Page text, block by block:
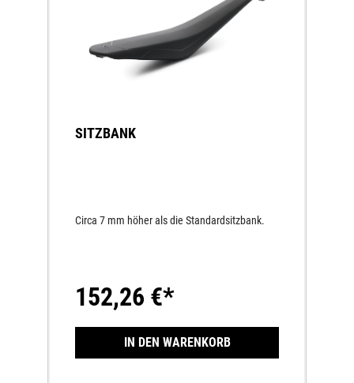
SITZBANK
Circa 7 mm höher als die Standardsitzbank.
152,26 €*
IN DEN WARENKORB